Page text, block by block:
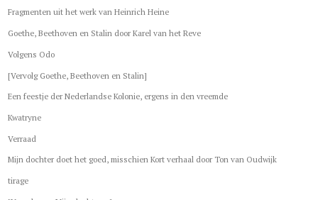
Fragmenten uit het werk van Heinrich Heine
Goethe, Beethoven en Stalin door Karel van het Reve
Volgens Odo
[Vervolg Goethe, Beethoven en Stalin]
Een feestje der Nederlandse Kolonie, ergens in den vreemde
Kwatryne
Verraad
Mijn dochter doet het goed, misschien Kort verhaal door Ton van Oudwijk
tirage